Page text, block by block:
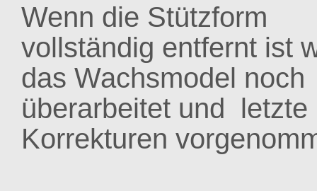
Wenn die Stützform
vollständig entfernt ist
das Wachsmodel noch
überarbeitet und letzte
Korrekturen